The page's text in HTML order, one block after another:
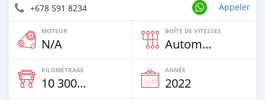
+678 591 8234 Appeler
MOTEUR
N/A
BOÎTE DE VITESSES
Automatique
KILOMÉTRAGE
10 300 Km
ANNÉE
2022